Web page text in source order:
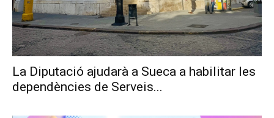
La Diputació ajudarà a Sueca a habilitar les
dependències de Serveis...